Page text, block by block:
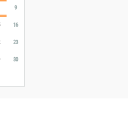
9
16
23
30